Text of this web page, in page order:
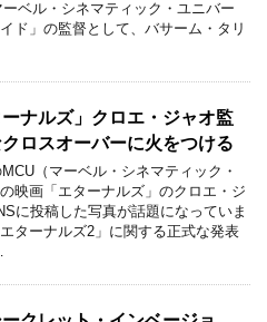
ーベル・シネマティック・ユニバー
ド」の監督として、バサーム・タリ
ナルズ」クロエ・ジャオ監
ロスオーバーに火をつける
（マーベル・シネマティック・
映画「エターナルズ」のクロエ・ジ
に投稿した写真が話題になっていま
ターナルズ2」に関する正式な発表